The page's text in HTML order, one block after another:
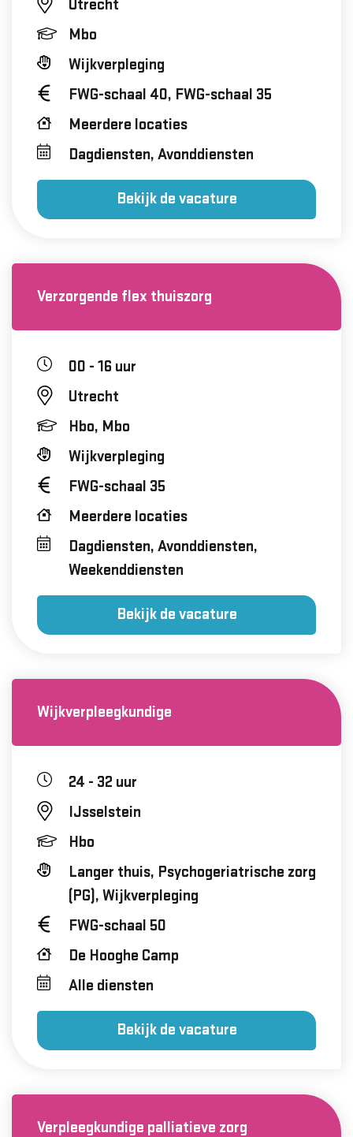
Utrecht
Mbo
Wijkverpleging
FWG-schaal 40, FWG-schaal 35
Meerdere locaties
Dagdiensten, Avonddiensten
Bekijk de vacature
Verzorgende flex thuiszorg
00 - 16 uur
Utrecht
Hbo, Mbo
Wijkverpleging
FWG-schaal 35
Meerdere locaties
Dagdiensten, Avonddiensten,
Weekenddiensten
Bekijk de vacature
Wijkverpleegkundige
24 - 32 uur
IJsselstein
Hbo
Langer thuis, Psychogeriatrische zorg
(PG), Wijkverpleging
FWG-schaal 50
De Hooghe Camp
Alle diensten
Bekijk de vacature
Verpleegkundige palliatieve zorg